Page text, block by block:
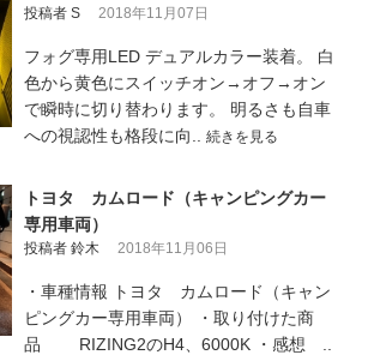
投稿者 S 2018年11月07日
フォグ専用LED デュアルカラー装着。 白
色から黄色にスイッチオン→オフ→オン
で瞬時に切り替わります。 明るさも自車
への視認性も格段に向.. 続きを見る
トヨタ カムロード（キャンピングカー
専用車両）
投稿者 鈴木 2018年11月06日
・車種情報 トヨタ カムロード（キャン
ピングカー専用車両） ・取り付けた商
品 RIZING2のH4、6000K ・感想 ..